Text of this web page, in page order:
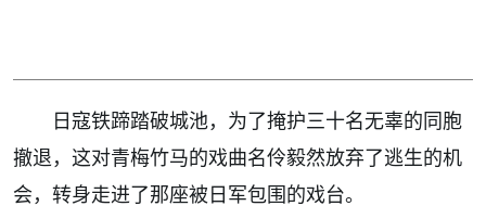
日寇铁蹄踏破城池，为了掩护三十名无辜的同胞
撤退，这对青梅竹马的戏曲名伶毅然放弃了逃生的机
会，转身走进了那座被日军包围的戏台。